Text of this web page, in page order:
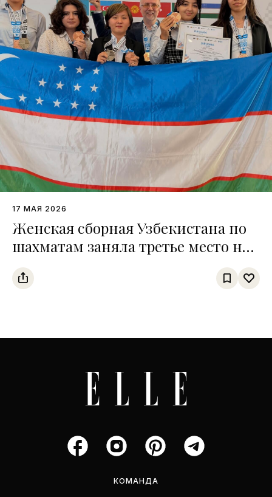
17 МАЯ 2026
Женская сборная Узбекистана по
шахматам заняла третье место на
чемпионате среди тюркских
государств
КОМАНДА